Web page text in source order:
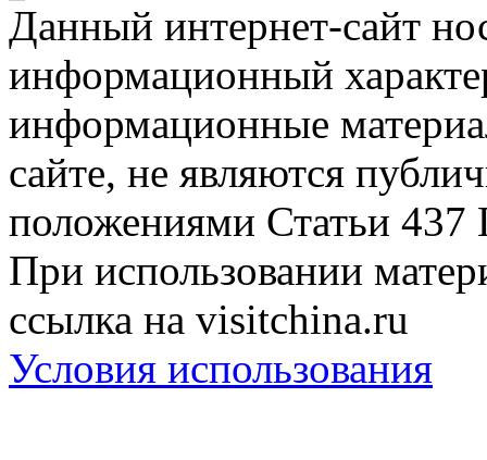
Данный интернет-сайт
информационный
информационные
сайте, не являются
положениями Статьи 437
При использовании
ссылка на visitchina.ru
Условия использования